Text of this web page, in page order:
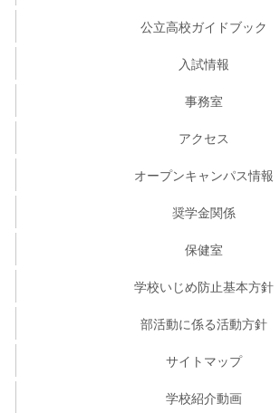
公立高校ガイドブック
入試情報
事務室
アクセス
オープンキャンパス情報
奨学金関係
保健室
学校いじめ防止基本方針
部活動に係る活動方針
サイトマップ
学校紹介動画